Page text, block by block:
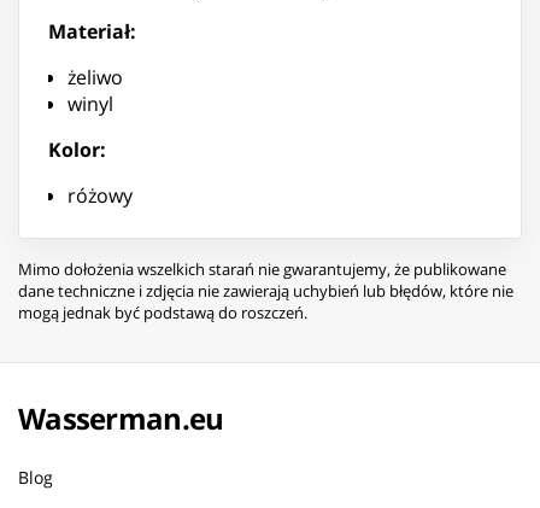
Materiał:
żeliwo
winyl
Kolor:
różowy
Mimo dołożenia wszelkich starań nie gwarantujemy, że publikowane
dane techniczne i zdjęcia nie zawierają uchybień lub błędów, które nie
mogą jednak być podstawą do roszczeń.
Wasserman.eu
Blog